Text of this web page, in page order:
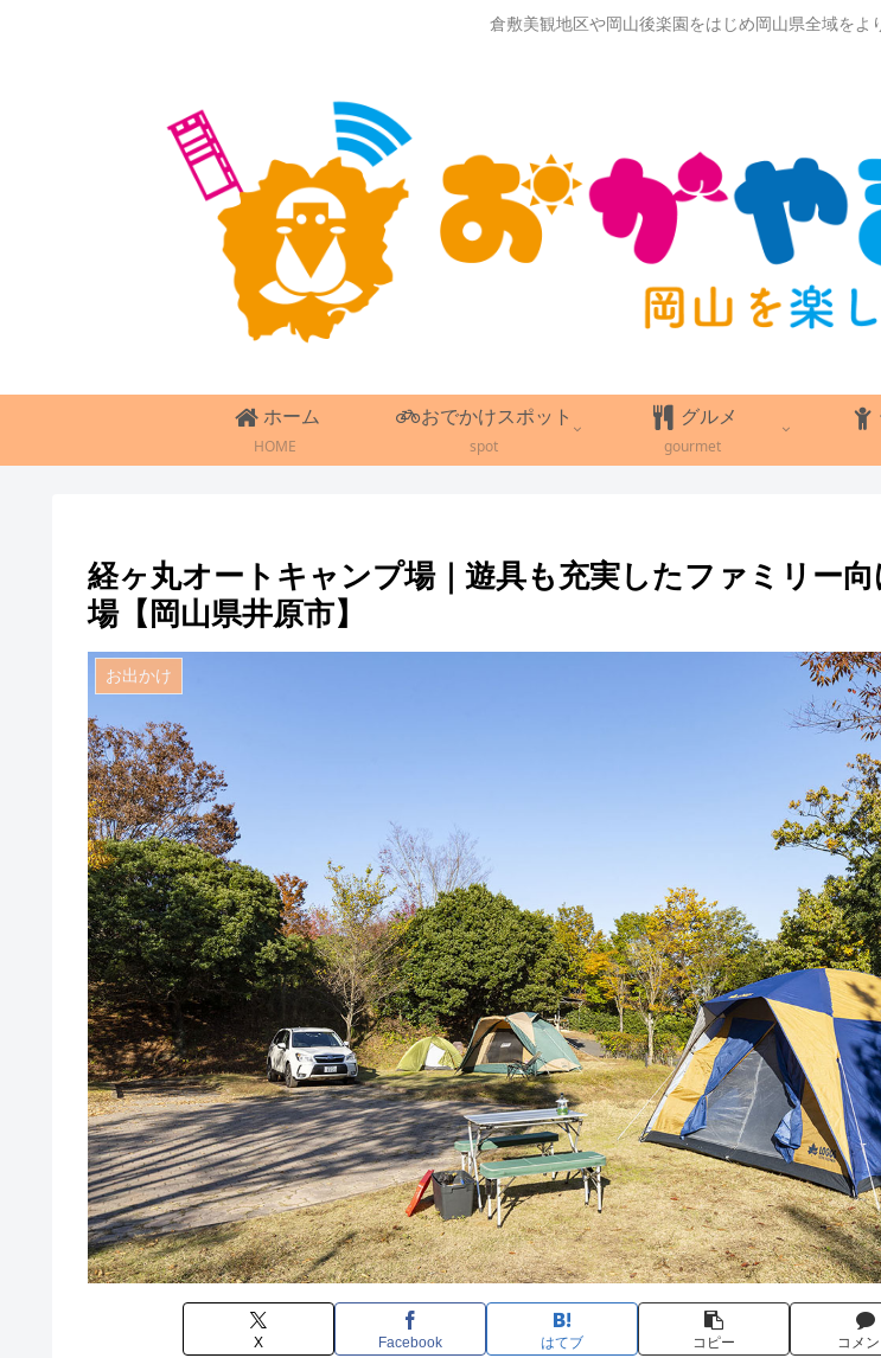
倉敷美観地区や岡山後楽園をはじめ岡山県全域をよ
ホーム
HOME
おでかけスポット
spot
グルメ
gourmet
経ヶ丸オートキャンプ場｜遊具も充実したファミリー
場【岡山県井原市】
お出かけ
X Facebook はてブ コピー コメン